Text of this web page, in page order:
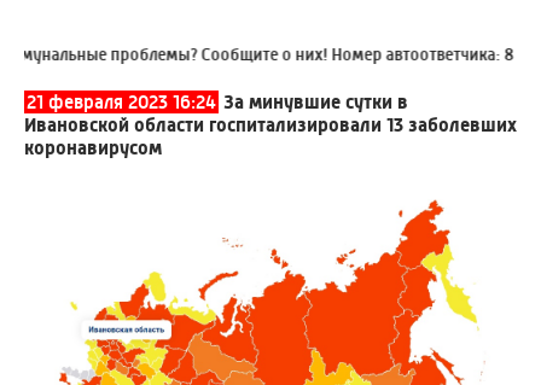
проблемы? Сообщите о них! Номер автоответчика:8
21 февраля 2023 16:24 За минувшие сутки в
Ивановской области госпитализировали 13 заболевших
коронавирусом